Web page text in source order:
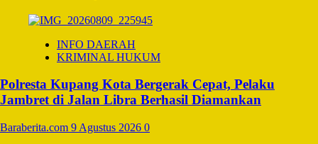
INFO DAERAH
KRIMINAL HUKUM
Polresta Kupang Kota Bergerak Cepat, Pelaku
Jambret di Jalan Libra Berhasil Diamankan
Baraberita.com 9 Agustus 2026 0